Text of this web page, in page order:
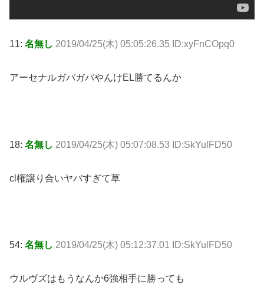
11: 名無し 2019/04/25(木) 05:05:26.35 ID:xyFnCOpq0
アーセナルガバガバやんけEL勝てるんか
18: 名無し 2019/04/25(木) 05:07:08.53 ID:SkYulFD50
cl権譲り合いヤバすぎて草
54: 名無し 2019/04/25(木) 05:12:37.01 ID:SkYulFD50
ウルヴズはもうなんか6強相手に勝っても